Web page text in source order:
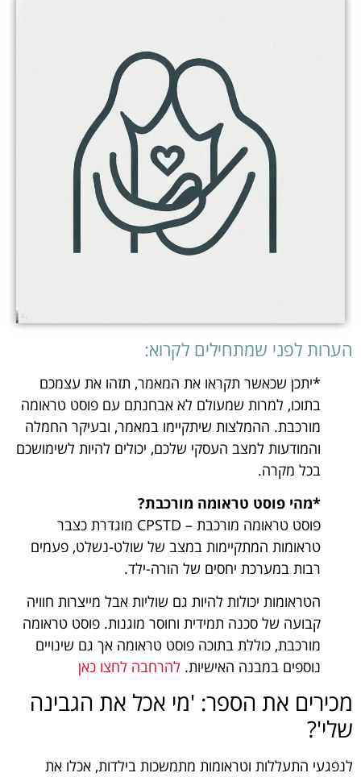
הערות לפני שמתחילים לקרוא:
*יתכן שכאשר תקראו את המאמר, תזהו את עצמכם
בתוכו, למרות שמעולם לא אבחנתם עם פוסט טראומה
מורכבת. ההמלצות שיתקיימו במאמר, ובעיקר החמלה
והמודעות למצב העסקי שלכם, יכולים להיות לשימושכם
בכל מקרה.
*מהי פוסט טראומה מורכבת?
פוסט טראומה מורכבת – CPSTD מוגדרת כצבר
טראומות המתקיימות במצב של שולט-נשלט, פעמים
רבות במערכת יחסים של הורה-ילד.
הטראומות יכולות להיות גם שוליות אבל מייצרות חוויה
קבועה של סכנה תמידית וחוסר מוגנות. פוסט טראומה
מורכבת, כוללת בתוכה פוסט טראומה אך גם שינויים
נוספים במבנה האישיות. להרחבה לחצו כאן
מכירים את הספר: 'מי אכל את הגבינה
שלי'?
לנפגעי התעללות וטראומות מתמשכות בילדות, אכלו את